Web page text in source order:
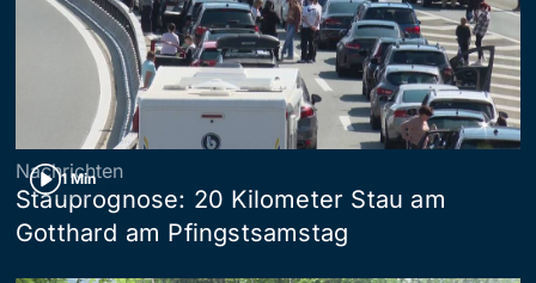
1 Min
Nachrichten
Stauprognose: 20 Kilometer Stau am
Gotthard am Pfingstsamstag